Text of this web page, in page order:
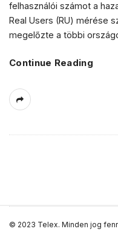
l
e
s
felhasználói számot a
Real Users (RU) mérése
megelőzte a többi
Continue Reading
© 2023 Telex. Minden jog